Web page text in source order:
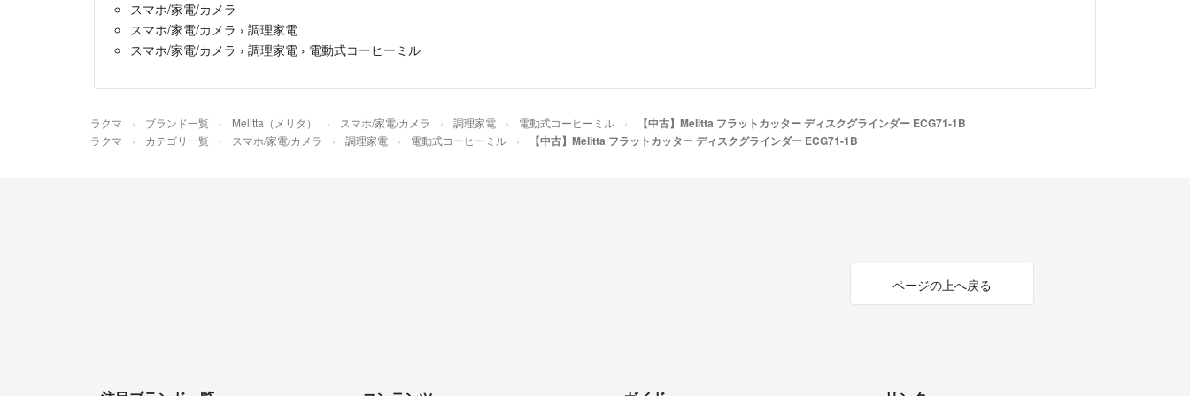
スマホ/家電/カメラ
スマホ/家電/カメラ › 調理家電
スマホ/家電/カメラ › 調理家電 › 電動式コーヒーミル
ラクマ ブランド一覧 Melitta（メリタ） スマホ/家電/カメラ 調理家電 電動式コーヒーミル 【中古】Melitta フラットカッター ディスクグラインダー ECG71-1B
ラクマ カテゴリ一覧 スマホ/家電/カメラ 調理家電 電動式コーヒーミル 【中古】Melitta フラットカッター ディスクグラインダー ECG71-1B
ページの上へ戻る